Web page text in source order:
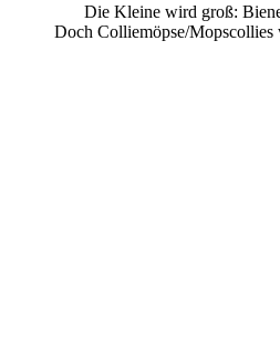
Die Kleine wird groß:
Doch Colliemöpse/Mopscollies